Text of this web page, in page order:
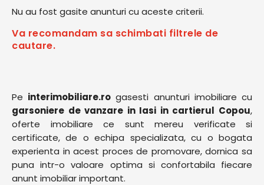
Nu au fost gasite anunturi cu aceste criterii.
Va recomandam sa schimbati filtrele de
cautare.
Pe interimobiliare.ro gasesti anunturi imobiliare cu
garsoniere de vanzare in Iasi in cartierul Copou,
oferte imobiliare ce sunt mereu verificate si
certificate, de o echipa specializata, cu o bogata
experienta in acest proces de promovare, dornica sa
puna intr-o valoare optima si confortabila fiecare
anunt imobiliar important.